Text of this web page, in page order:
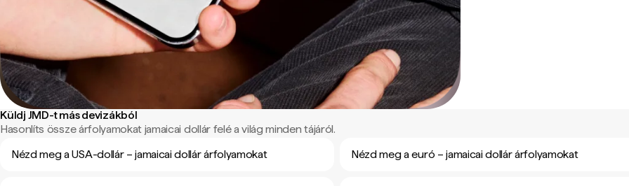
Küldj JMD-t más devizákból
Hasonlíts össze árfolyamokat jamaicai dollár felé a világ minden tájáról.
Nézd meg a USA-dollár – jamaicai dollár árfolyamokat
Nézd meg a euró – jamaicai dollár árfolyamokat